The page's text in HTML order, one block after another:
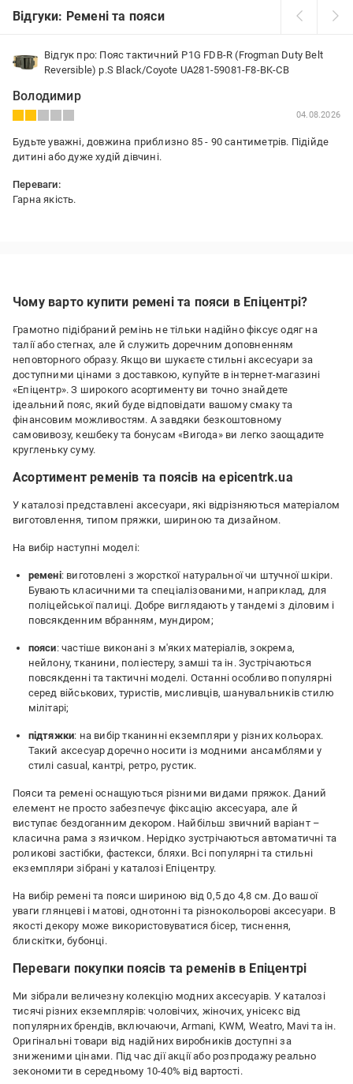
Відгуки: Ремені та пояси
Відгук про: Пояс тактичний P1G FDB-R (Frogman Duty Belt
Reversible) р.S Black/Coyote UA281-59081-F8-BK-CB
Володимир
04.08.2026
Будьте уважні, довжина приблизно 85 - 90 сантиметрів. Підійде
дитині або дуже худій дівчині.
Переваги:
Гарна якість.
Чому варто купити ремені та пояси в Епіцентрі?
Грамотно підібраний ремінь не тільки надійно фіксує одяг на
талії або стегнах, але й служить доречним доповненням
неповторного образу. Якщо ви шукаєте стильні аксесуари за
доступними цінами з доставкою, купуйте в інтернет-магазині
«Епіцентр». З широкого асортименту ви точно знайдете
ідеальний пояс, який буде відповідати вашому смаку та
фінансовим можливостям. А завдяки безкоштовному
самовивозу, кешбеку та бонусам «Вигода» ви легко заощадите
кругленьку суму.
Асортимент ременів та поясів на epicentrk.ua
У каталозі представлені аксесуари, які відрізняються матеріалом
виготовлення, типом пряжки, шириною та дизайном.
На вибір наступні моделі:
ремені: виготовлені з жорсткої натуральної чи штучної шкіри.
Бувають класичними та спеціалізованими, наприклад, для
поліцейської палиці. Добре виглядають у тандемі з діловим і
повсякденним вбранням, мундиром;
пояси: частіше виконані з м'яких матеріалів, зокрема,
нейлону, тканини, поліестеру, замші та ін. Зустрічаються
повсякденні та тактичні моделі. Останні особливо популярні
серед військових, туристів, мисливців, шанувальників стилю
мілітарі;
підтяжки: на вибір тканинні екземпляри у різних кольорах.
Такий аксесуар доречно носити із модними ансамблями у
стилі casual, кантрі, ретро, ​​рустик.
Пояси та ремені оснащуються різними видами пряжок. Даний
елемент не просто забезпечує фіксацію аксесуара, але й
виступає бездоганним декором. Найбільш звичний варіант –
класична рама з язичком. Нерідко зустрічаються автоматичні та
роликові застібки, фастекси, бляхи. Всі популярні та стильні
екземпляри зібрані у каталозі Епіцентру.
На вибір ремені та пояси шириною від 0,5 до 4,8 см. До вашої
уваги глянцеві і матові, однотонні та різнокольорові аксесуари. В
якості декору може використовуватися бісер, тиснення,
блискітки, бубонці.
Переваги покупки поясів та ременів в Епіцентрі
Ми зібрали величезну колекцію модних аксесуарів. У каталозі
тисячі різних екземплярів: чоловічих, жіночих, унісекс від
популярних брендів, включаючи, Armani, KWM, Weatro, Mavi та ін.
Оригінальні товари від надійних виробників доступні за
зниженими цінами. Під час дії акції або розпродажу реально
зекономити в середньому 10-40% від вартості.